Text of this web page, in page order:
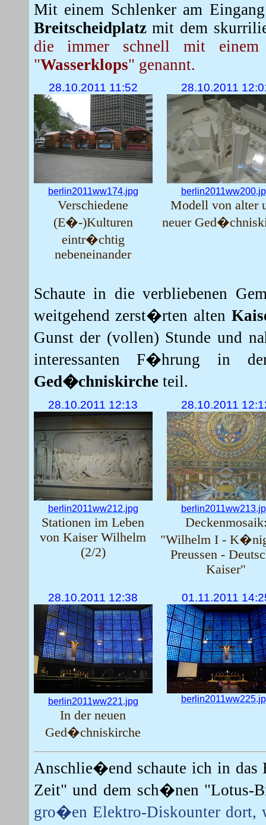
Mit einem Schlenker am
Breitscheidplatzmit dem
die immer schnell mit
"Wasserklops" genannt.
28.10.2011 11:52
berlin2011ww174.jpg
Verschiedene
(E�-)Kulturen
eintr�chtig
nebeneinander
28.10.2011
Modell von alter
neuer
Schaute in die verbliebenen
weitgehend zerst�rten alten
Gunst der (vollen) Stunde und
interessanten F�hrung in
Ged�chniskircheteil.
28.10.2011 12:13
berlin2011ww212.jpg
Stationen im Leben
von Kaiser Wilhelm
(2/2)
28.10.2011
"Wilhelm I -
Preussen -
Kaiser"
28.10.2011 12:38
berlin2011ww221.jpg
In der neuen
Ged�chniskirche
01.11.2011
Anschlie�end schaute ich in das
Zeit" und dem sch�nen "Lotus-
gro�en Elektro-Diskounter dort,